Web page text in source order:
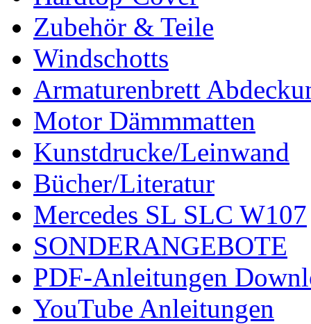
Zubehör & Teile
Windschotts
Armaturenbrett
Motor Dämmmatten
Kunstdrucke/Leinwand
Bücher/Literatur
Mercedes SL SLC W107
SONDERANGEBOTE
PDF-Anleitungen
YouTube Anleitungen